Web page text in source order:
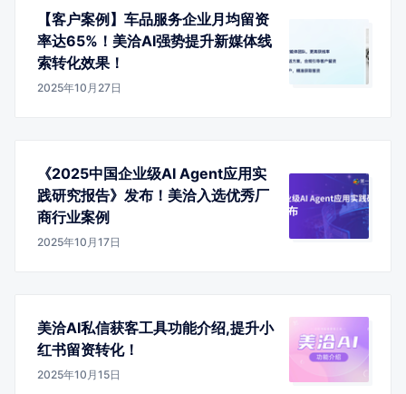
【客户案例】车品服务企业月均留资
率达65%！美洽AI强势提升新媒体线
索转化效果！
2025年10月27日
《2025中国企业级AI Agent应用实
践研究报告》发布！美洽入选优秀厂
商行业案例
2025年10月17日
美洽AI私信获客工具功能介绍,提升小
红书留资转化！
2025年10月15日